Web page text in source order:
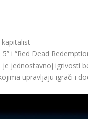
kapitalist
i “Red Dead
jednostavnoj igrivosti
upravljaju igrači i